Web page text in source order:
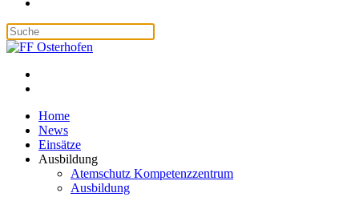
Home
News
Einsätze
Ausbildung
Atemschutz Kompetenzzentrum
Ausbildung